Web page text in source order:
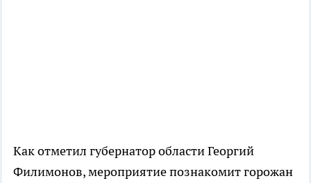
Как отметил губернатор области Георгий
Филимонов, мероприятие познакомит горожан